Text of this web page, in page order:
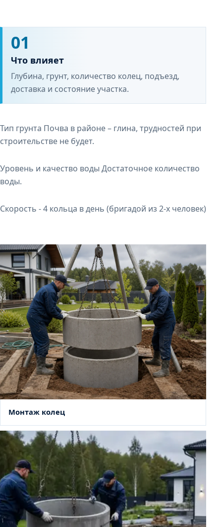
01
Что влияет
Глубина, грунт, количество колец, подъезд,
доставка и состояние участка.
Тип грунта Почва в районе – глина, трудностей при
строительстве не будет.
Уровень и качество воды Достаточное количество
воды.
Скорость - 4 кольца в день (бригадой из 2-х человек)
Монтаж колец